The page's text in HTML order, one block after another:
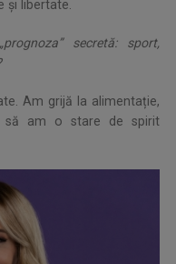
și libertate.
secretă: sport,
Am grijă la alimentație,
să am o stare de spirit